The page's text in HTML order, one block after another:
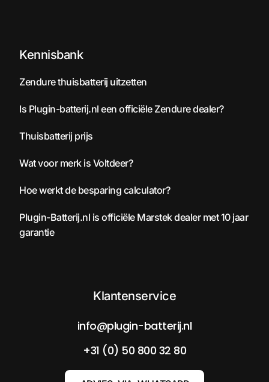
Kennisbank
Zendure thuisbatterij uitzetten
Is Plugin-batterij.nl een officiële Zendure dealer?
Thuisbatterij prijs
Wat voor merk is Voltdeer?
Hoe werkt de besparing calculator?
Plugin-Batterij.nl is officiële Marstek dealer met 10 jaar
garantie
Klantenservice
info@plugin-batterij.nl
+31 (0) 50 800 32 80